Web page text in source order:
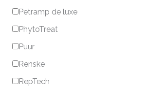
Petramp de luxe
PhytoTreat
Puur
Renske
RepTech